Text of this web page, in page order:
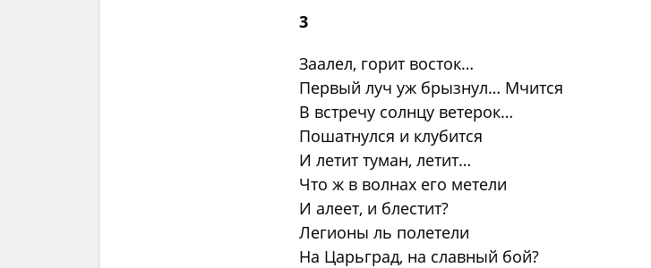
3
Заалел, горит восток…
Первый луч уж брызнул… Мчится
В встречу солнцу ветерок…
Пошатнулся и клубится
И летит туман, летит…
Что ж в волнах его метели
И алеет, и блестит?
Легионы ль полетели
На Царьград, на славный бой?